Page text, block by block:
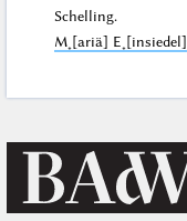
Schelling.
M˖[ariä] E˖[insiedel]